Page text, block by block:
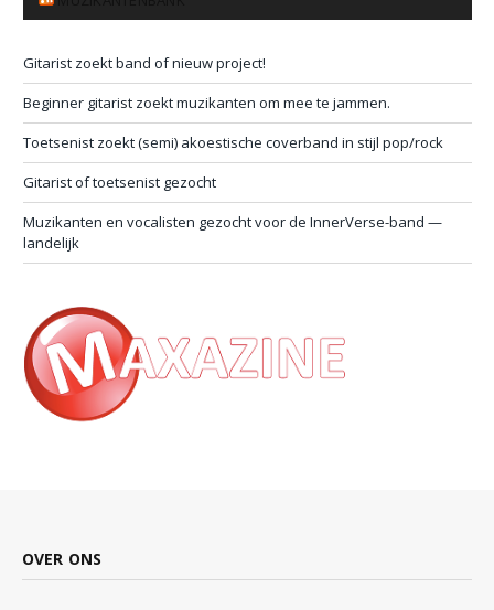
Gitarist zoekt band of nieuw project!
Beginner gitarist zoekt muzikanten om mee te jammen.
Toetsenist zoekt (semi) akoestische coverband in stijl pop/rock
Gitarist of toetsenist gezocht
Muzikanten en vocalisten gezocht voor de InnerVerse-band —
landelijk
OVER ONS